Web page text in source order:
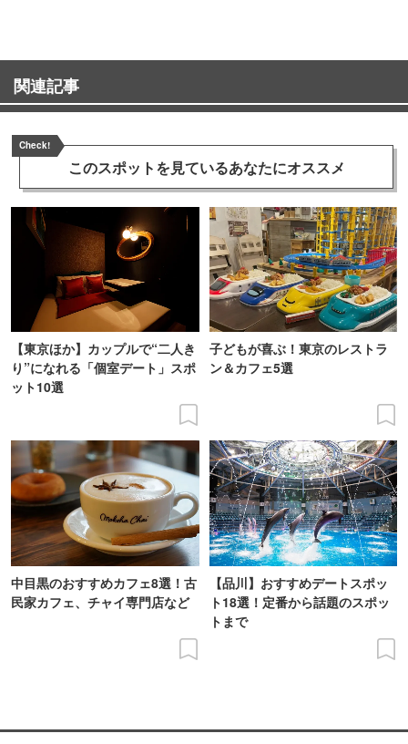
関連記事
Check!
このスポットを見ているあなたにオススメ
【東京ほか】カップルで“二人き
り”になれる「個室デート」スポ
ット10選
子どもが喜ぶ！東京のレストラ
ン＆カフェ5選
中目黒のおすすめカフェ8選！古
民家カフェ、チャイ専門店など
【品川】おすすめデートスポッ
ト18選！定番から話題のスポッ
トまで